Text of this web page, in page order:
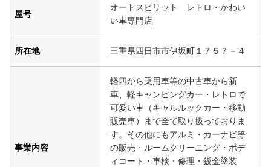
屋号
オートスピリット レトロ・かわい
い車専門店
所在地 三重県四日市市伊坂町１７５７－４
事業内容
軽四から乗用車等の中古車から新
車、軽キャンピングカー・レトロで
可愛い車（キャルルックカー・移動
販売車）まで全て取り扱っておりま
す。その他にもアルミ・カーナビ等
の販売・ルームクリーニング・ボデ
ィコート・車検・修理・鈑金塗装